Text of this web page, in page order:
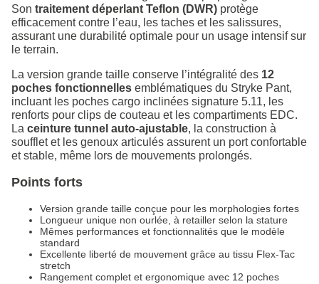
Son traitement déperlant Teflon (DWR) protège
efficacement contre l’eau, les taches et les salissures,
assurant une durabilité optimale pour un usage intensif sur
le terrain.
La version grande taille conserve l’intégralité des 12
poches fonctionnelles emblématiques du Stryke Pant,
incluant les poches cargo inclinées signature 5.11, les
renforts pour clips de couteau et les compartiments EDC.
La ceinture tunnel auto-ajustable, la construction à
soufflet et les genoux articulés assurent un port confortable
et stable, même lors de mouvements prolongés.
Points forts
Version grande taille conçue pour les morphologies fortes
Longueur unique non ourlée, à retailler selon la stature
Mêmes performances et fonctionnalités que le modèle
standard
Excellente liberté de mouvement grâce au tissu Flex-Tac
stretch
Rangement complet et ergonomique avec 12 poches